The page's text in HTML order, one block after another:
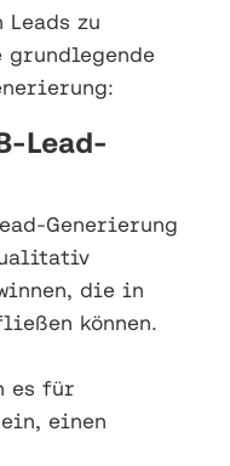
zu
grundlegende
Lead-
Generierung
die in
können.
es für
einen